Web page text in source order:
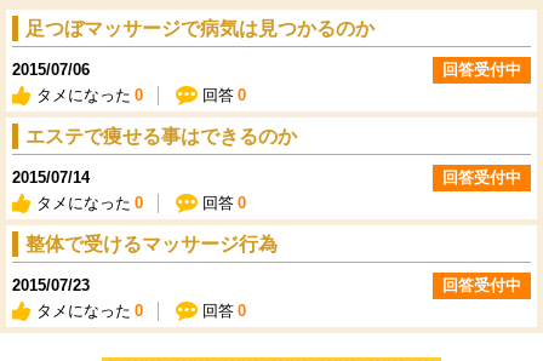
足つぼマッサージで病気は見つかるのか
2015/07/06
タメになった 0 回答 0
回答受付中
エステで痩せる事はできるのか
2015/07/14
タメになった 0 回答 0
回答受付中
整体で受けるマッサージ行為
2015/07/23
タメになった 0 回答 0
回答受付中